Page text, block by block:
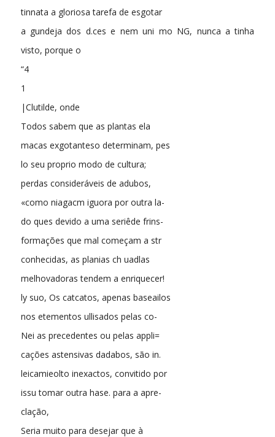
tinnata a gloriosa tarefa de esgotar
a gundeja dos d.ces e nem uni mo NG, nunca a tinha
visto, porque o
“4
1
|Clutilde, onde
Todos sabem que as plantas ela
macas exgotanteso determinam, pes
lo seu proprio modo de cultura;
perdas consideráveis de adubos,
«como niagacm iguora por outra la-
do ques devido a uma seriêde frins-
formações que mal começam a str
conhecidas, as planias ch uadlas
melhovadoras tendem a enriquecer!
ly suo, Os catcatos, apenas baseailos
nos etementos ullisados pelas co-
Nei as precedentes ou pelas appli=
cações astensivas dadabos, são in.
leicamieolto inexactos, convitido por
issu tomar outra hase. para a apre-
clação,
Seria muito para desejar que à